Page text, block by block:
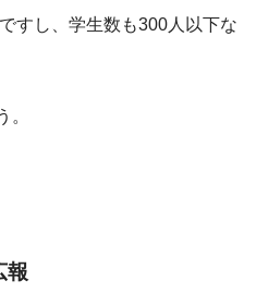
すし、学生数も300人以下な
。
報